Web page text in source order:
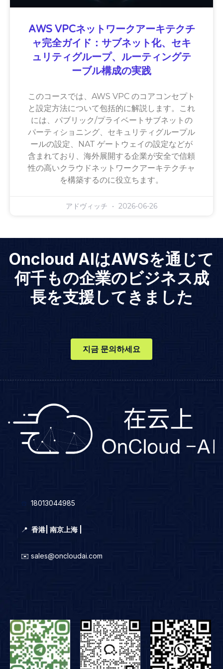
AWS VPCネットワークアーキテクチ
ャ完全ガイド：サブネット化、セキ
ュリティグループ、ルーティングテ
ーブル構成の実践
このコースでは、AWS VPC のコアコンセプト
と設定方法について包括的に解説します。これ
には、パブリック/プライベートサブネットの
パーティショニング、セキュリティグループル
ールの設定、NAT ゲートウェイの設定などが
含まれており、海外展開する企業が安全で信頼
性の高いクラウドネットワークアーキテクチャ
を構築するのに役立ちます。
アドヴィッチ 2026-06-26
Oncloud AIはAWSを通じて
何千もの企業のビジネス成
長を支援してきました
지금 문의하세요
18013044985
📍 香港 南京上海 |
✉️ sales@oncloudai.com